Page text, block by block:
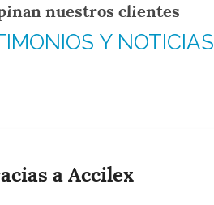
nuestros clientes
Y NOTICIAS
a Accilex